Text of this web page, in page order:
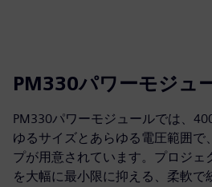
PM330パワーモジュ
PM330パワーモジュールでは、
ゆるサイズとあらゆる電圧範囲で
プが用意されています。プロジェ
を大幅に最小限に抑える、柔軟で